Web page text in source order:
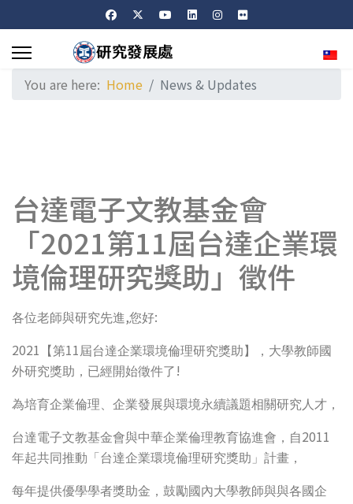
You are here: Home News & Updates
台達電子文教基金會
「2021第11屆台達企業環
境倫理研究獎助」徵件
各位老師與研究先進,您好:
2021
【第11 屆台達企業環境倫理研究獎助】，大學教師國
外研究獎助，已經開始徵件了 !
為培育企業倫理、企業發展與環境永續議題相關研究人才，
台達電子文教基金會與中華企業倫理教育協進會，自2011
年起共同推動「台達企業環境倫理研究獎助」計畫，
每年提供優學學者獎助金，鼓勵國內大學教師與與各國企